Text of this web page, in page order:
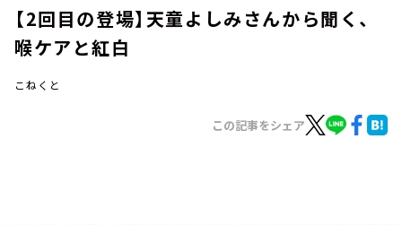
【2回目の登場】天童よしみさんから聞く、
喉ケアと紅白
こねくと
この記事をシェア